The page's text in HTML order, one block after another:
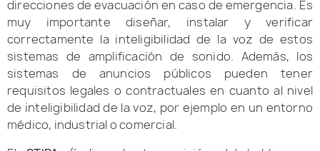
direcciones de evacuación en caso de emergencia. Es
muy importante diseñar, instalar y verificar
correctamente la inteligibilidad de la voz de estos
sistemas de amplificación de sonido. Además, los
sistemas de anuncios públicos pueden tener
requisitos legales o contractuales en cuanto al nivel
de inteligibilidad de la voz, por ejemplo en un entorno
médico, industrial o comercial.